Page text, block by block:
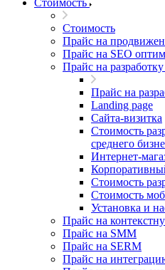
Стоимость
Стоимость
Прайс на
Прайс на SEO
Прайс на разработку
Прайс на
Landing page
Cайта-визитка
Стоимость
среднего
Интернет-
Стоимость
Стоимость
Установка и
Прайс на
Прайс на SMM
Прайс на SERM
Прайс на